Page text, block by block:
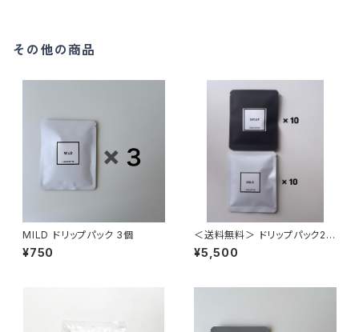
その他の商品
MILD ドリップパック 3個
¥750
＜送料無料＞ ドリップパック20
個（DECAF 10個・MILD 10個）
¥5,500